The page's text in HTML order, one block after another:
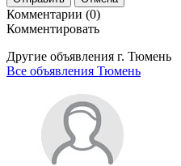
Комментарии (0)
Комментировать
Другие объявления г. Тюмень
Все объявления Тюмень